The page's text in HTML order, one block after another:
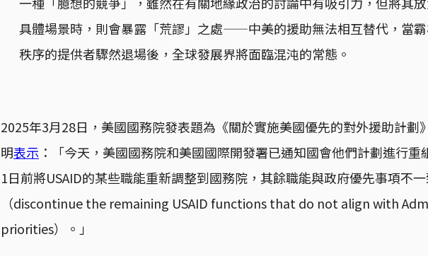
具體場景時，則會暴露「荒謬」之處——中美的援助無法相互替代，當
秩序的提供者驟然退場後，全球發展界將面臨混沌的常態。
2025年3月28日，美國國務院發表題為《關於實施美國優先的對外援助計劃
明表示 ：「今天，美國國務院和美國國際開發署已通知國會他們計劃進行重
1日前將USAID的某些職能重新調整到國務院，其餘職能與政府優先事項不
（discontinue the remaining USAID functions that do not align with
priorities）。」